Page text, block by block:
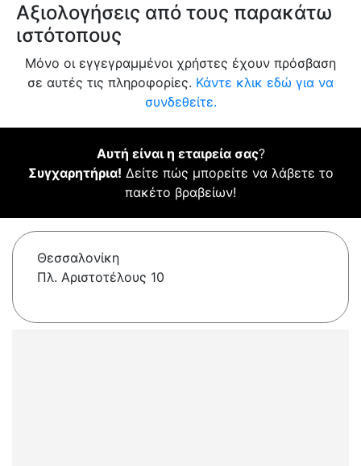
Αξιολογήσεις από τους παρακάτω
ιστότοπους
Μόνο οι εγγεγραμμένοι χρήστες έχουν πρόσβαση
σε αυτές τις πληροφορίες. Κάντε κλικ εδώ για να
συνδεθείτε.
Αυτή είναι η εταιρεία σας?
Συγχαρητήρια! Δείτε πώς μπορείτε να λάβετε το
πακέτο βραβείων!
Θεσσαλονίκη
Πλ. Αριστοτέλους 10